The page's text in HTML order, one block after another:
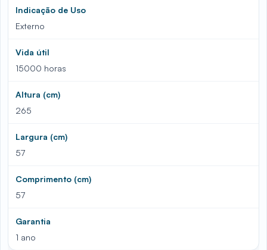
Indicação de Uso
Externo
Vida útil
15000 horas
Altura (cm)
265
Largura (cm)
57
Comprimento (cm)
57
Garantia
1 ano